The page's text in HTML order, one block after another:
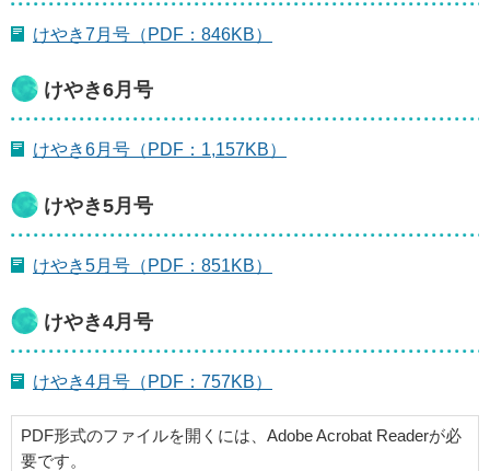
けやき7月号（PDF：846KB）
けやき6月号
けやき6月号（PDF：1,157KB）
けやき5月号
けやき5月号（PDF：851KB）
けやき4月号
けやき4月号（PDF：757KB）
PDF形式のファイルを開くには、Adobe Acrobat Readerが必
要です。